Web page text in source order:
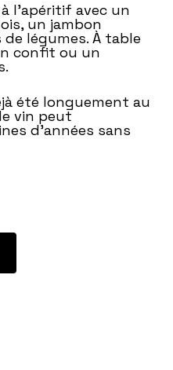
l’apéritif avec un
un jambon
légumes. À table
confit ou un
été longuement au
vin peut
d’années sans